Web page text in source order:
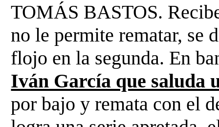
TOMÁS BASTOS.
no le permite rematar, se
flojo en la segunda. En
Iván García que saluda
por bajo y remata con el